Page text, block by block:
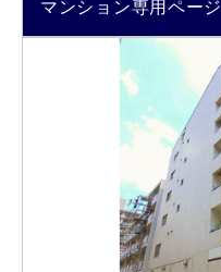
マンション専用ページ